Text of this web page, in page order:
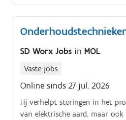
collega’s in het weekend in
preventief onderhoud Het
onderhoudsopdrachten.
onderdelen. Het klaarzetten en
maandagmorgen.
Onderhoudstechnieker
SD Worx Jobs in MOL
Vaste jobs
Online sinds 27 jul. 2026
Jij verhelpt storingen in het
van elektrische aard, maar ook